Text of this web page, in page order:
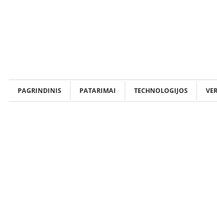
PAGRINDINIS PATARIMAI TECHNOLOGIJOS